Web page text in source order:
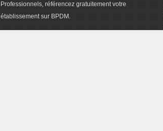
Professionnels, référencez gratuitement votre
établissement sur BPDM.